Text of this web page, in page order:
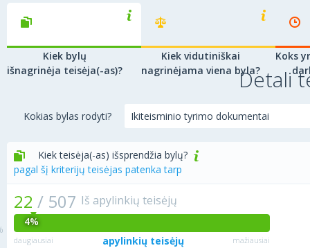
Kiek bylų
išnagrinėja teisėja(-as)?
Kiek vidutiniškai
nagrinėjama viena byla?
Koks
Detali
Kokias bylas rodyti?
Kiek teisėja(-as) išsprendžia bylų?
pagal šį kriterijų teisėjas patenka tarp
22 / 507 Iš apylinkių teisėjų
4%
daugiausiai apylinkių teisėjų mažiausiai